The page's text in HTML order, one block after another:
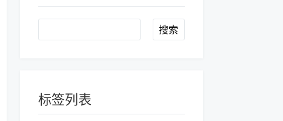
Search
标签列表